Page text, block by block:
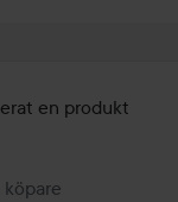
en produkt
månader